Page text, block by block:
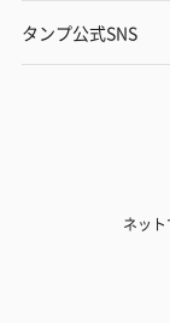
タンプ公式SNS
ネッ